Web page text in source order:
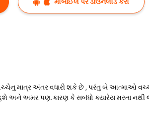
માત્ર અંતર વધારી શકે છે , પરંતુ બે આત્માઓ
અને અમર પણ.કારણ કે સબંધો ક્યારેય મરતા